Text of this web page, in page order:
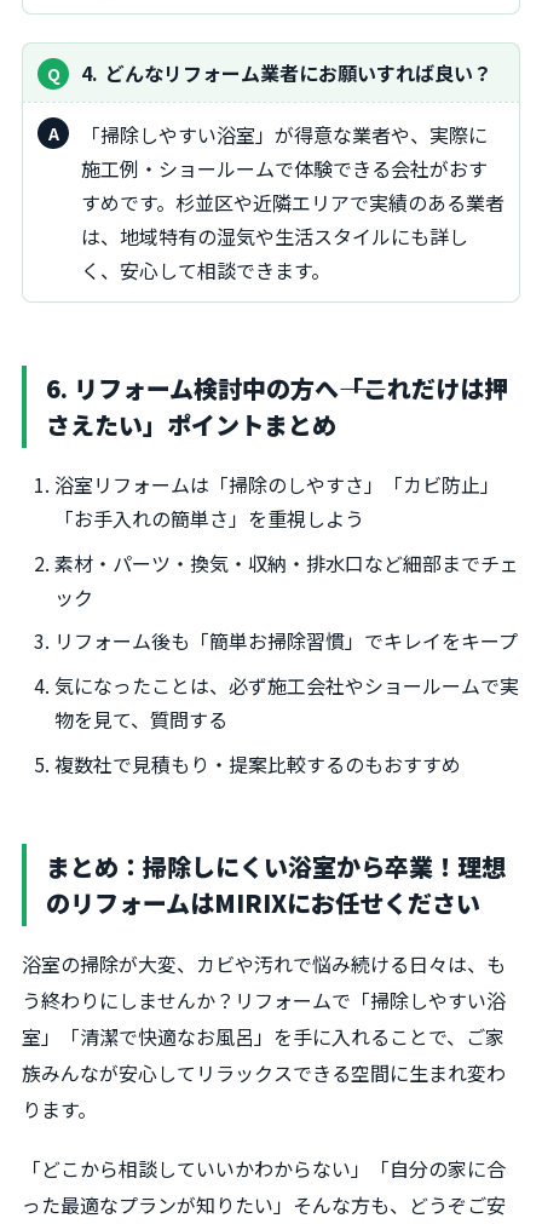
4 どんなリフォーム業者にお願いすれば良い？
「掃除しやすい浴室」が得意な業者や、実際に
施工例・ショールームで体験できる会社がおす
すめです。杉並区や近隣エリアで実績のある業者
は、地域特有の湿気や生活スタイルにも詳し
く、安心して相談できます。
6. リフォーム検討中の方へ――「これだけは押
さえたい」ポイントまとめ
浴室リフォームは「掃除のしやすさ」「カビ防止」
「お手入れの簡単さ」を重視しよう
素材・パーツ・換気・収納・排水口など細部までチェ
ック
リフォーム後も「簡単お掃除習慣」でキレイをキープ
気になったことは、必ず施工会社やショールームで実
物を見て、質問する
複数社で見積もり・提案比較するのもおすすめ
まとめ：掃除しにくい浴室から卒業！理想
のリフォームはMIRIXにお任せください
浴室の掃除が大変、カビや汚れで悩み続ける日々は、も
う終わりにしませんか？リフォームで「掃除しやすい浴
室」「清潔で快適なお風呂」を手に入れることで、ご家
族みんなが安心してリラックスできる空間に生まれ変わ
ります。
「どこから相談していいかわからない」「自分の家に合
った最適なプランが知りたい」そんな方も、どうぞご安